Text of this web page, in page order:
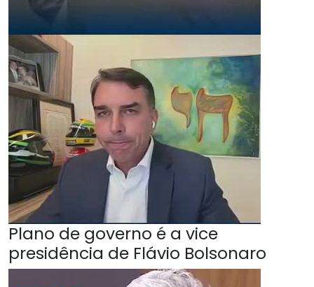
Plano de governo é a vice
presidência de Flávio Bolsonaro